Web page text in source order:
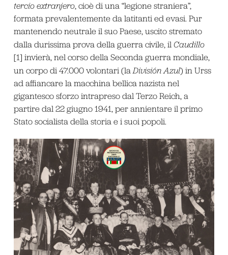
tercio extranjero, cioè di una “legione straniera”,
formata prevalentemente da latitanti ed evasi. Pur
mantenendo neutrale il suo Paese, uscito stremato
dalla durissima prova della guerra civile, il Caudillo
[1] invierà, nel corso della Seconda guerra mondiale,
un corpo di 47.000 volontari (laDivisión Azul) in Urss
ad affiancare la macchina bellica nazista nel
gigantesco sforzo intrapreso dal Terzo Reich, a
partire dal 22 giugno 1941, per annientare il primo
Stato socialista della storia e i suoi popoli.